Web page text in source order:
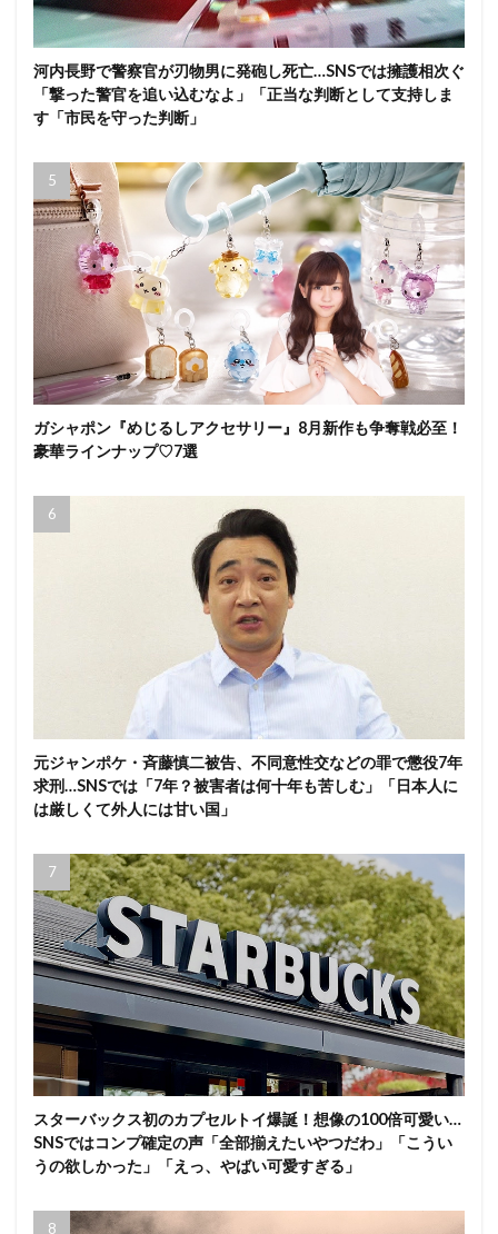
河内長野で警察官が刃物男に発砲し死亡…SNSでは擁護相次ぐ
「撃った警官を追い込むなよ」「正当な判断として支持しま
す「市民を守った判断」
ガシャポン『めじるしアクセサリー』8月新作も争奪戦必至！
豪華ラインナップ♡7選
元ジャンポケ・斉藤慎二被告、不同意性交などの罪で懲役7年
求刑…SNSでは「7年？被害者は何十年も苦しむ」「日本人に
は厳しくて外人には甘い国」
スターバックス初のカプセルトイ爆誕！想像の100倍可愛い…
SNSではコンプ確定の声「全部揃えたいやつだわ」「こうい
うの欲しかった」「えっ、やばい可愛すぎる」